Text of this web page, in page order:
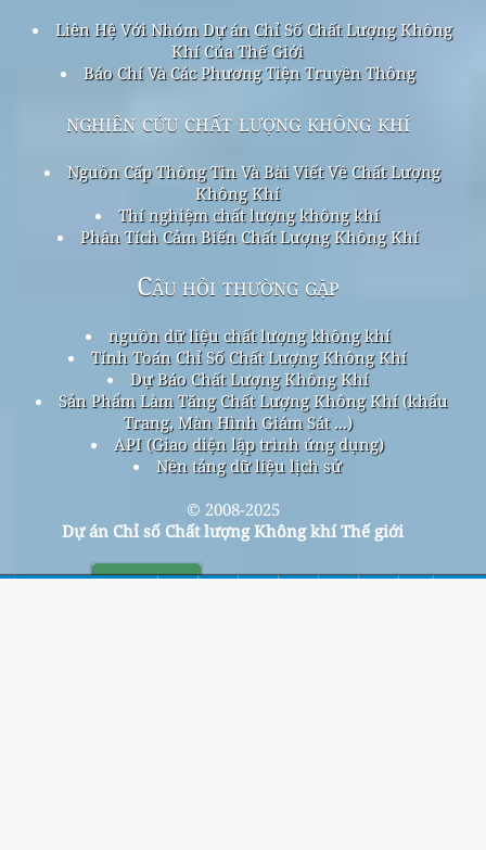
Liên Hệ Với Nhóm Dự án Chỉ Số Chất Lượng Không
Khí Của Thế Giới
Báo Chí Và Các Phương Tiện Truyền Thông
nghiên cứu chất lượng không khí
Nguồn Cấp Thông Tin Và Bài Viết Về Chất Lượng
Không Khí
Thí nghiệm chất lượng không khí
Phân Tích Cảm Biến Chất Lượng Không Khí
Câu hỏi thường gặp
nguồn dữ liệu chất lượng không khí
Tính Toán Chỉ Số Chất Lượng Không Khí
Dự Báo Chất Lượng Không Khí
Sản Phẩm Làm Tăng Chất Lượng Không Khí (khẩu
Trang, Màn Hình Giám Sát ...)
API (Giao diện lập trình ứng dụng)
Nền tảng dữ liệu lịch sử
© 2008-2025
Dự án Chỉ số Chất lượng Không khí Thế giới